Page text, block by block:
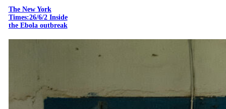
The New York
Times:26/6/2 Inside
the Ebola outbreak